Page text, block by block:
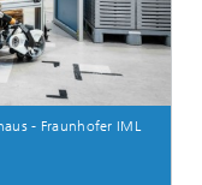
- Fraunhofer IML